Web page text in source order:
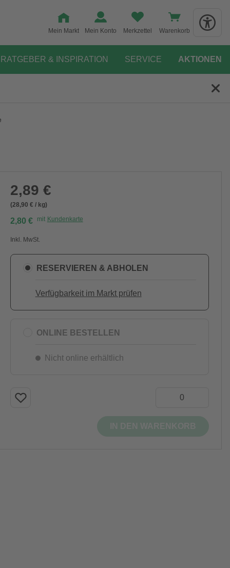
Mein Markt Mein Konto Merkzettel Warenkorb
RATGEBER & INSPIRATION SERVICE AKTIONEN
2,89 €
(28,90 € / kg)
2,80 € mit Kundenkarte
Inkl. MwSt.
RESERVIEREN & ABHOLEN
Verfügbarkeit im Markt prüfen
ONLINE BESTELLEN
Nicht online erhältlich